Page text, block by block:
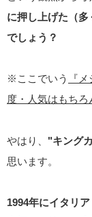
に押し上げた（
でしょう？
※ここでいう
『
度・人気はもち
やはり、 "キング
思います。
1994年にイタリ